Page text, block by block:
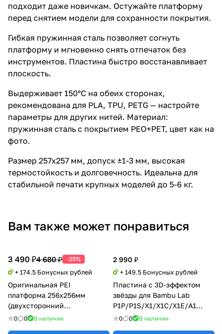
подходит даже новичкам. Остужайте платформу
перед снятием модели для сохранности покрытия.
Гибкая пружинная сталь позволяет согнуть
платформу и мгновенно снять отпечаток без
инструментов. Пластина быстро восстанавливает
плоскость.
Выдерживает 150°C на обеих сторонах,
рекомендована для PLA, TPU, PETG — настройте
параметры для других нитей. Материал:
пружинная сталь с покрытием PEO+PET, цвет как на
фото.
Размер 257x257 мм, допуск ±1-3 мм, высокая
термостойкость и долговечность. Идеальна для
стабильной печати крупных моделей до 5-6 кг.
Вам также может понравиться
3 490 ₽4 680 ₽ -25%
+ 174.5 Бонусных рублей
Оригинальная PEI
платформа 256x256мм
(двухсторонний
текстурированный PEI)
0 0 В наличии
2 990 ₽
+ 149.5 Бонусных рублей
Пластина с 3D-эффектом
звёзды для Bambu Lab
P1P/P1S/X1/X1C/X1E/A1
FAP016-N
0 0 В наличии